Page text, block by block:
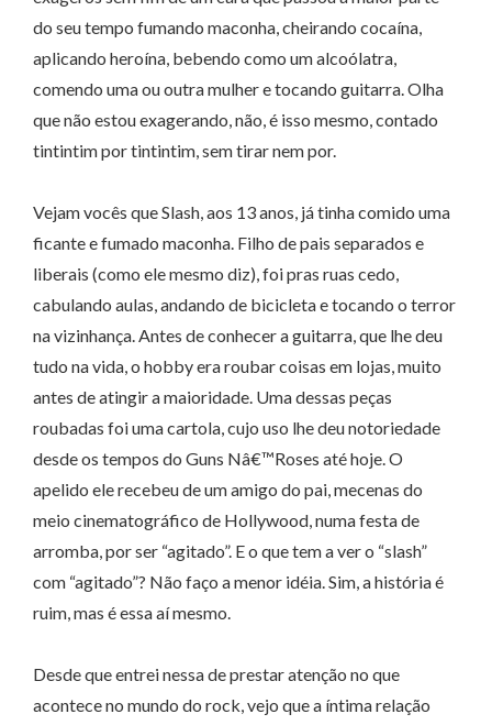
do seu tempo fumando maconha, cheirando cocaína,
aplicando heroína, bebendo como um alcoólatra,
comendo uma ou outra mulher e tocando guitarra. Olha
que não estou exagerando, não, é isso mesmo, contado
tintintim por tintintim, sem tirar nem por.
Vejam vocês que Slash, aos 13 anos, já tinha comido uma
ficante e fumado maconha. Filho de pais separados e
liberais (como ele mesmo diz), foi pras ruas cedo,
cabulando aulas, andando de bicicleta e tocando o terror
na vizinhança. Antes de conhecer a guitarra, que lhe deu
tudo na vida, o hobby era roubar coisas em lojas, muito
antes de atingir a maioridade. Uma dessas peças
roubadas foi uma cartola, cujo uso lhe deu notoriedade
desde os tempos do Guns Nâ€™Roses até hoje. O
apelido ele recebeu de um amigo do pai, mecenas do
meio cinematográfico de Hollywood, numa festa de
arromba, por ser “agitado”. E o que tem a ver o “slash”
com “agitado”? Não faço a menor idéia. Sim, a história é
ruim, mas é essa aí mesmo.
Desde que entrei nessa de prestar atenção no que
acontece no mundo do rock, vejo que a íntima relação